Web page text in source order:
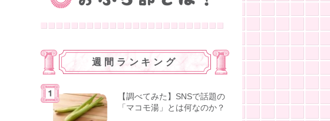
週間ランキング
【調べてみた】SNSで話題の
「マコモ湯」とは何なのか？